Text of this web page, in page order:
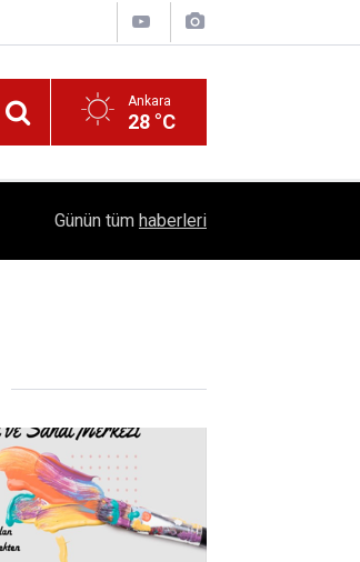
Ankara
28 °C
1504 Kep, Tek Bir Hedef: Bilim Kenti Çubuk
Günün tüm haberleri